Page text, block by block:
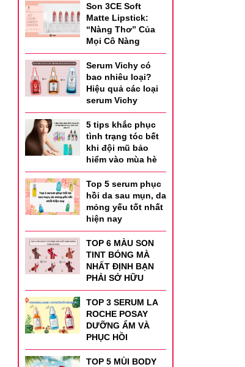
Son 3CE Soft
Matte Lipstick:
“Nàng Thơ” Của
Mọi Cô Nàng
Serum Vichy có
bao nhiêu loại?
Hiệu quả các loại
serum Vichy
5 tips khắc phục
tình trạng tóc bết
khi đội mũ bảo
hiểm vào mùa hè
Top 5 serum phục
hồi da sau mụn, da
mỏng yếu tốt nhất
hiện nay
TOP 6 MÀU SON
TINT BÓNG MÀ
NHẤT ĐỊNH BẠN
PHẢI SỞ HỮU
TOP 3 SERUM LA
ROCHE POSAY
DƯỠNG ẨM VÀ
PHỤC HỒI
TOP 5 MÙI BODY